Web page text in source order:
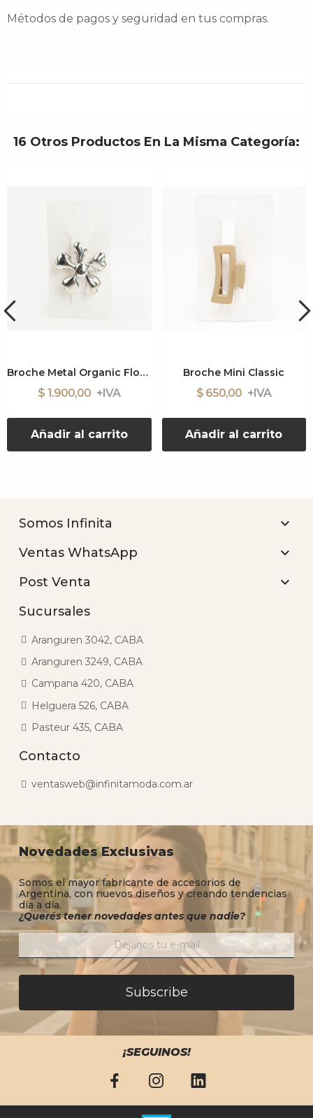
Métodos de pagos y seguridad en tus compras.
16 Otros Productos En La Misma Categoría:
Broche Metal Organic Flower
$ 1.900,00
Añadir al carrito
Broche Mini Classic
$ 650,00
Añadir al carrito
Somos Infinita 
Ventas WhatsApp 
Post Venta 
Sucursales
Aranguren 3042, CABA
Aranguren 3249, CABA
Campana 420, CABA
Helguera 526, CABA
Pasteur 435, CABA
Contacto
ventasweb@infinitamoda.com.ar
Novedades Exclusivas
Somos el mayor fabricante de accesorios de
Argentina, con nuevos diseños y creando tendencias
día a día.
¿Querés tener novedades antes que nadie?
Subscribe
¡SEGUINOS!